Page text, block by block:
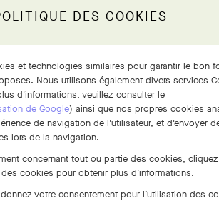
DES COOKIES
et technologies similaires pour garantir le bon
Nous utilisons également divers services
d'informations, veuillez consulter le
de Google) ainsi que nos propres cookies
de navigation de l'utilisateur, et d'envoyer
lors de la navigation.
concernant tout ou partie des cookies, cliquez
cookies pour obtenir plus d’informations.
votre consentement pour l’utilisation des